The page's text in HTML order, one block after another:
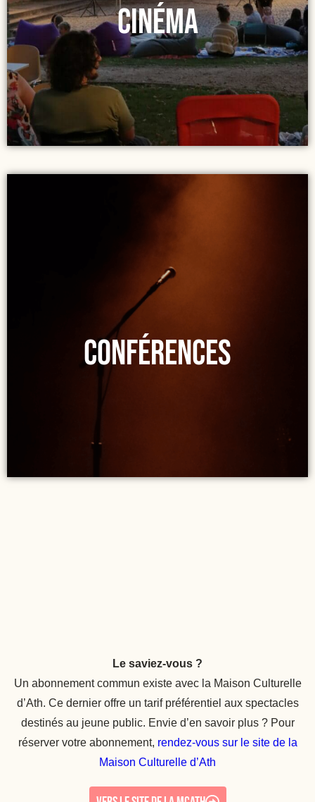
Cinéma
COnférences
Le saviez-vous ?
Un abonnement commun existe avec la Maison Culturelle
d’Ath. Ce dernier offre un tarif préférentiel aux spectacles
destinés au jeune public. Envie d’en savoir plus ? Pour
réserver votre abonnement, rendez-vous sur le site de la
Maison Culturelle d’Ath